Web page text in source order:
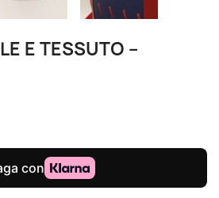
E TESSUTO –